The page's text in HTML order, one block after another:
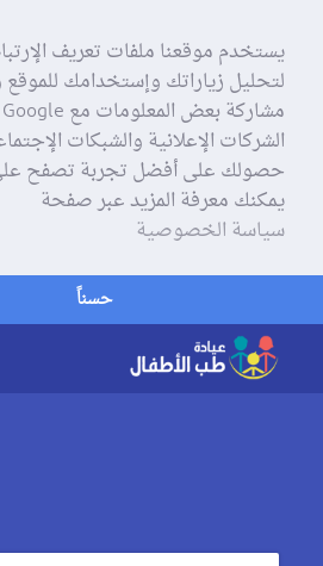
يستخدم موقعنا ملفات تعريف
لتحليل زياراتك وإستخدامك للموقع
الشركات الإعلانية والشبكات
حصولك على أفضل تجربة تصفح
يمكنك معرفة المزيد عبر صفحة
سياسة الخصوصية
حسناً